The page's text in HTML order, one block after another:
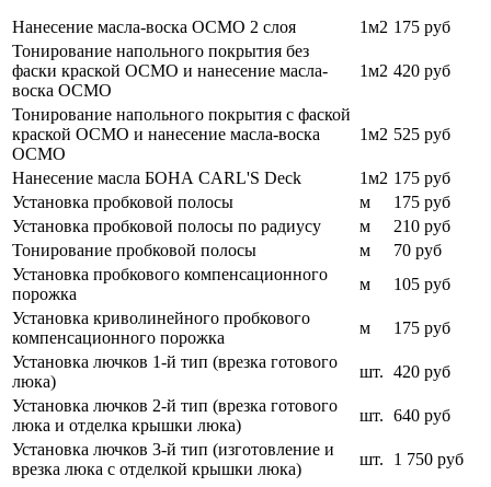
Нанесение масла-воска ОСМО 2 слоя 1м2 175 руб
Тонирование напольного покрытия без
фаски краской ОСМО и нанесение масла-
воска ОСМО
1м2 420 руб
Тонирование напольного покрытия с фаской
краской ОСМО и нанесение масла-воска
ОСМО
1м2 525 руб
Нанесение масла БОНА CARL'S Deck 1м2 175 руб
Установка пробковой полосы
м
175 руб
Установка пробковой полосы по радиусу
м
210 руб
Тонирование пробковой полосы
м 70 руб
Установка пробкового компенсационного
порожка
м 105 руб
Установка криволинейного пробкового
компенсационного порожка
м
175 руб
Установка лючков 1-й тип (врезка готового
люка)
шт. 420 руб
Установка лючков 2-й тип (врезка готового
люка и отделка крышки люка)
шт. 640 руб
Установка лючков 3-й тип (изготовление и
врезка люка с отделкой крышки люка)
шт. 1 750 руб